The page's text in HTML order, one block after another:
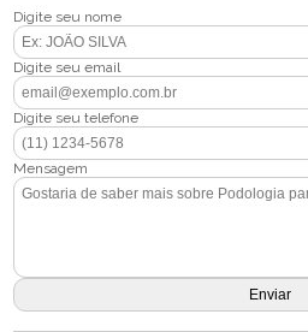
Digite seu nome
Digite seu email
Digite seu telefone
Mensagem